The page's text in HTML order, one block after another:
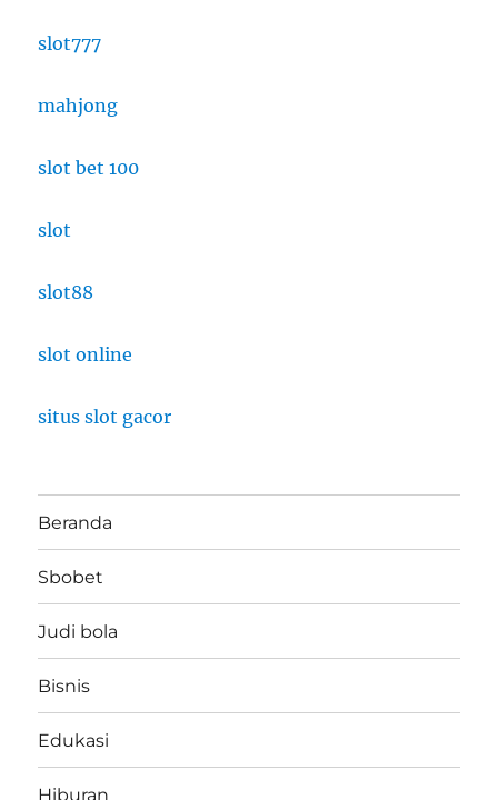
slot777
mahjong
slot bet 100
slot
slot88
slot online
situs slot gacor
Beranda
Sbobet
Judi bola
Bisnis
Edukasi
Hiburan